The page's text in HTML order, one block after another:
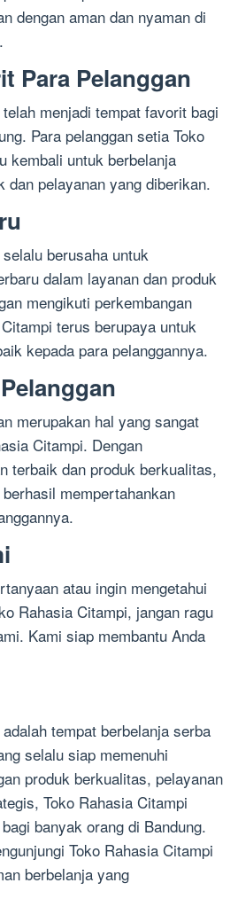
dengan aman dan nyaman di
Para Pelanggan
menjadi tempat favorit bagi
Para pelanggan setia Toko
kembali untuk berbelanja
dan pelayanan yang diberikan.
berusaha untuk
dalam layanan dan produk
mengikuti perkembangan
terus berupaya untuk
kepada para pelanggannya.
merupakan hal yang sangat
Citampi. Dengan
terbaik dan produk berkualitas,
mempertahankan
atau ingin mengetahui
Rahasia Citampi, jangan ragu
Kami siap membantu Anda
tempat berbelanja serba
selalu siap memenuhi
produk berkualitas, pelayanan
Toko Rahasia Citampi
banyak orang di Bandung.
Toko Rahasia Citampi
berbelanja yang